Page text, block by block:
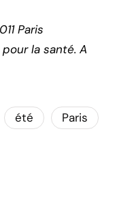
Paris
la santé. A
été
Paris